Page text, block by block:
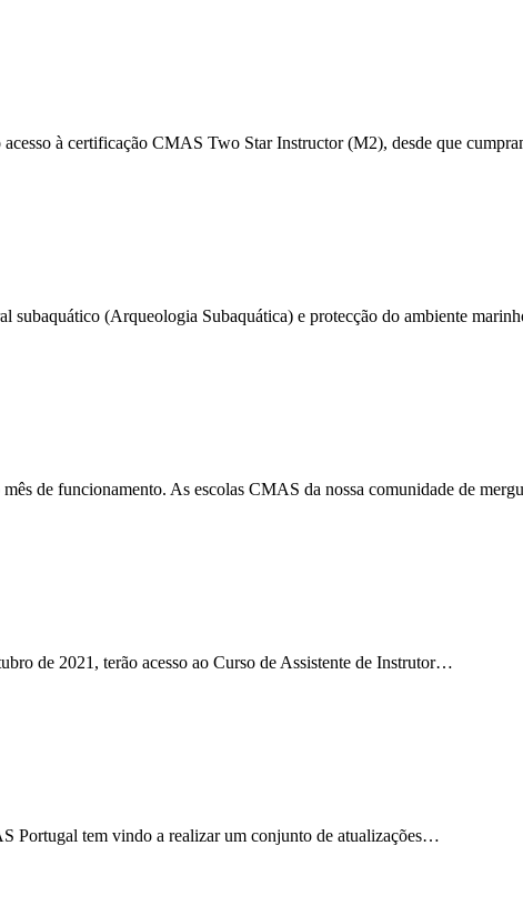
à certificação CMAS Two Star Instructor (M2), desde que
(Arqueologia Subaquática) e protecção do ambiente
de funcionamento. As escolas CMAS da nossa comunidade de
de 2021, terão acesso ao Curso de Assistente de Instrutor…
Portugal tem vindo a realizar um conjunto de atualizações…